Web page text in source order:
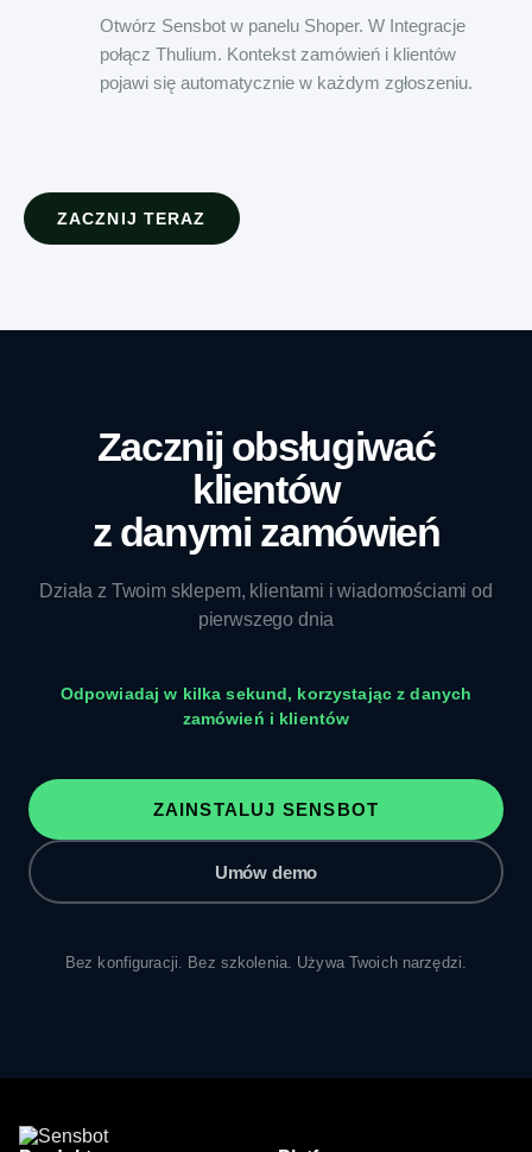
Otwórz Sensbot w panelu Shoper. W Integracje
połącz Thulium. Kontekst zamówień i klientów
pojawi się automatycznie w każdym zgłoszeniu.
ZACZNIJ TERAZ
Zacznij obsługiwać
klientów
z danymi zamówień
Działa z Twoim sklepem, klientami i wiadomościami od
pierwszego dnia
Odpowiadaj w kilka sekund, korzystając z danych
zamówień i klientów
ZAINSTALUJ SENSBOT
Umów demo
Bez konfiguracji. Bez szkolenia. Używa Twoich narzędzi.